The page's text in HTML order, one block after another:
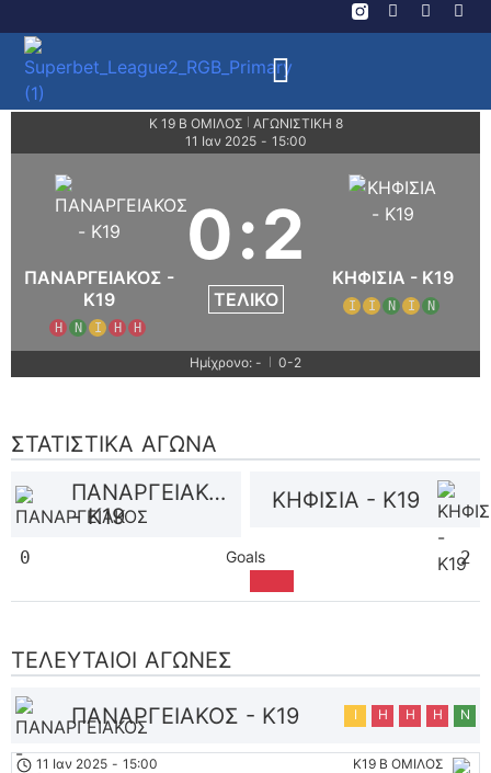
Κ 19 Β ΟΜΙΛΟΣ
ΑΓΩΝΙΣΤΙΚΗ 8
11 Ιαν 2025 - 15:00
ΠΑΝΑΡΓΕΙΑΚΟΣ -
K19
Η Ν Ι Η Η
0:2
ΤΕΛΙΚΌ
ΚΗΦΙΣΙΑ - K19
Ι Ι Ν Ι Ν
Ημίχρονο: - 0-2
ΣΤΑΤΙΣΤΙΚΆ ΑΓΏΝΑ
ΠΑΝΑΡΓΕΙΑΚΟΣ
- K19
ΚΗΦΙΣΙΑ - K19
0 Goals 2
ΤΕΛΕΥΤΑΊΟΙ ΑΓΏΝΕΣ
ΠΑΝΑΡΓΕΙΑΚΟΣ - K19 Ι Η Η Η Ν
K19 B ΟΜΙΛΟΣ
11 Ιαν 2025 - 15:00